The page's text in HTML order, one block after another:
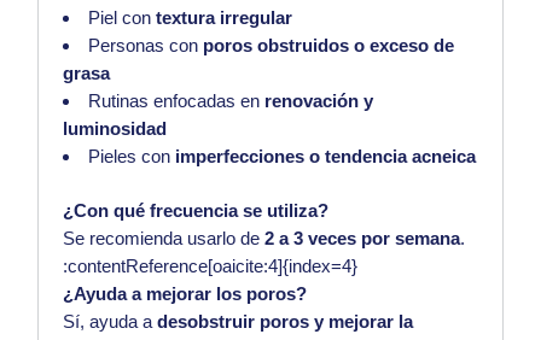
Piel contextura irregular
Personas con poros obstruidos o exceso de
grasa
Rutinas enfocadas en renovación y
luminosidad
Pieles con imperfecciones o tendencia acneica
¿Con qué frecuencia se utiliza?
Se recomienda usarlo de2 a 3 veces por semana.
:contentReference[oaicite:4]{index=4}
¿Ayuda a mejorar los poros?
Sí, ayuda adesobstruir poros y mejorar la